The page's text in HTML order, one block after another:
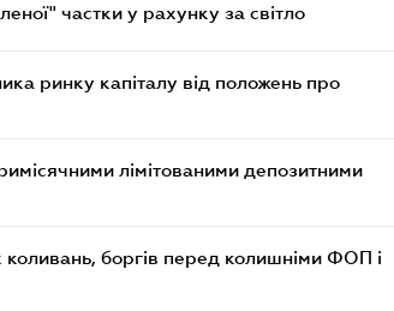
частки у рахунку за світло
ринку капіталу від положень про
лімітованими депозитними
боргів перед колишніми ФОП і